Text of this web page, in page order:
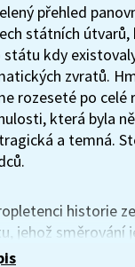
přehled
státních
kdy
zvratů.
rozeseté po celé
která byla
a temná.
historie
jehož směrování